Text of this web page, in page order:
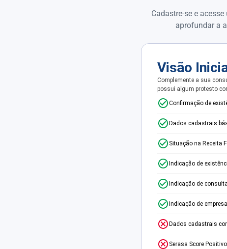
Cadastre-se e
aprofundar a
Visão
Complemente a sua
possui algum protesto
Confirmação de
Dados cadastrais
Situação na Receita
Indicação de
Indicação de
Indicação de
Dados cadastrais
Serasa Score Positivo